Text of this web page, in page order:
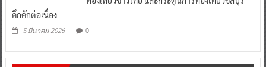
คึกคักต่อเนื่อง
5 มีนาคม 2026 0